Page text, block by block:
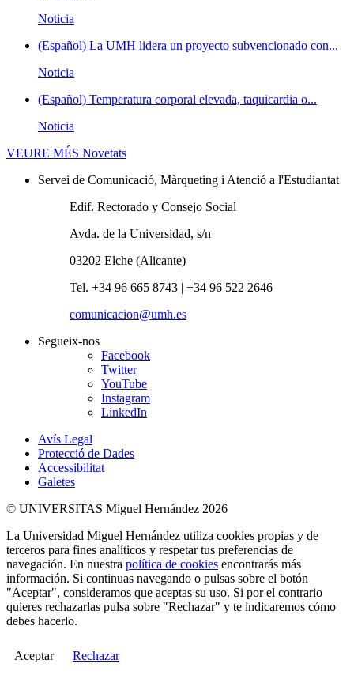
Noticia
(Español) La UMH lidera un proyecto subvencionado con...
Noticia
(Español) Temperatura corporal elevada, taquicardia o...
Noticia
VEURE MÉS Novetats
Servei de Comunicació, Màrqueting i Atenció a l'Estudiantat
Edif. Rectorado y Consejo Social
Avda. de la Universidad, s/n
03202 Elche (Alicante)
Tel. +34 96 665 8743 | +34 96 522 2646
comunicacion@umh.es
Segueix-nos
Facebook
Twitter
YouTube
Instagram
LinkedIn
Avís Legal
Protecció de Dades
Accessibilitat
Galetes
© UNIVERSITAS Miguel Hernández 2026
La Universidad Miguel Hernández utiliza cookies propias y de
terceros para fines analíticos y respetar tus preferencias de
navegación. En nuestra política de cookies encontrarás más
información. Si continuas navegando o pulsas sobre el botón
"Aceptar", consideramos que aceptas su uso. Si por el contrario
quieres rechazarlas pulsa sobre "Rechazar" y te indicaremos cómo
debes hacerlo.
Aceptar Rechazar